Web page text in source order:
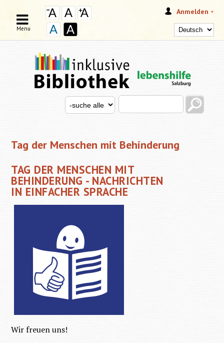
Anmelden
SUCHFORMULAR
Search this site
Search for
Menu
Tag der Menschen mit Behinderung
TAG DER MENSCHEN MIT
BEHINDERUNG - NACHRICHTEN
IN EINFACHER SPRACHE
Wir freuen uns!